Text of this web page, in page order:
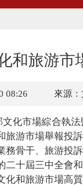
和旅游
08:26 來源
市場綜合執法
旅游市場舉報投
骨干、旅游投
十屆三中全會和
化和旅游市場高